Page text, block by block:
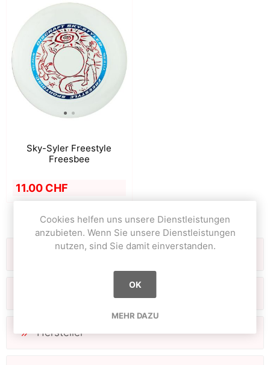
Sky-Syler Freestyle
Freesbee
11.00 CHF
Hersteller
Cookies helfen uns unsere Dienstleistungen
anzubieten. Wenn Sie unsere Dienstleistungen
nutzen, sind Sie damit einverstanden.
OK
MEHR DAZU